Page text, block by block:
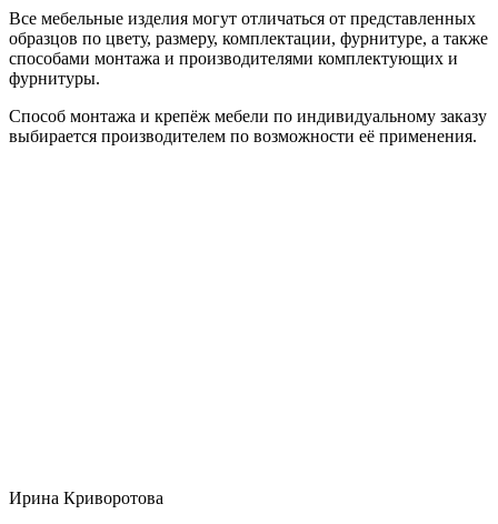
Все мебельные изделия могут отличаться от представленных
образцов по цвету, размеру, комплектации, фурнитуре, а также
способами монтажа и производителями комплектующих и
фурнитуры.
Способ монтажа и крепёж мебели по индивидуальному заказу
выбирается производителем по возможности её применения.
Ирина Криворотова